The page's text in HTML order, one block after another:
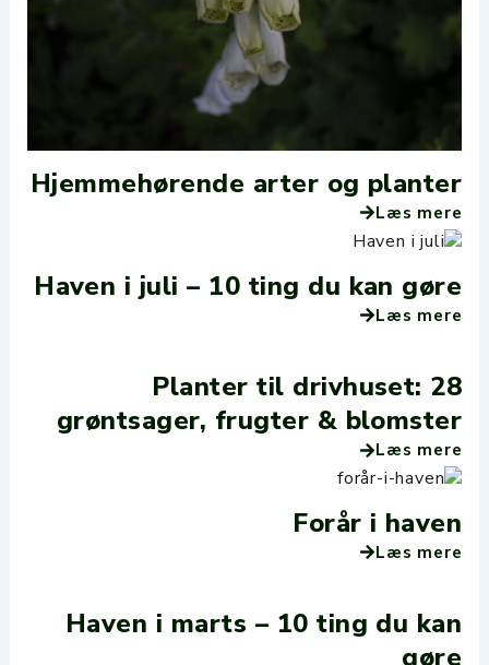
Hjemmehørende arter og planter
Læs mere
Haven i juli – 10 ting du kan gøre
Læs mere
Planter til drivhuset: 28
grøntsager, frugter & blomster
Læs mere
Forår i haven
Læs mere
Haven i marts – 10 ting du kan
gøre